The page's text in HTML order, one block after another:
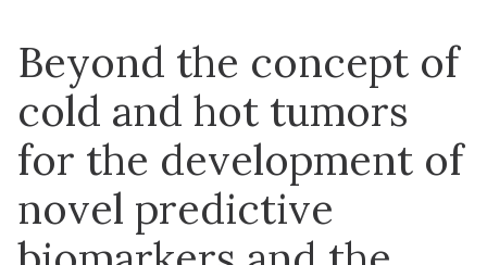
Beyond the concept of
cold and hot tumors
for the development of
novel predictive